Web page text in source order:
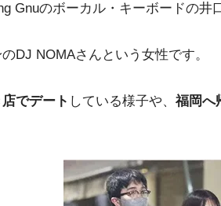
Gnuのボーカル・キーボードの井
DJ NOMAさんという女性です。
でデート している様子や、 福岡へ